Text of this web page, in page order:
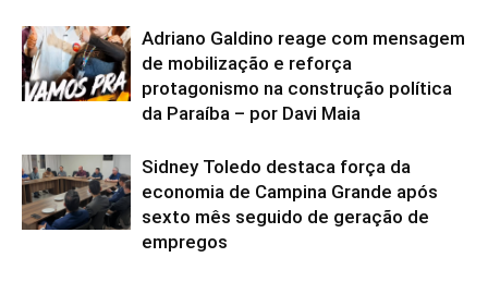
Adriano Galdino reage com mensagem
de mobilização e reforça
protagonismo na construção política
da Paraíba – por Davi Maia
Sidney Toledo destaca força da
economia de Campina Grande após
sexto mês seguido de geração de
empregos